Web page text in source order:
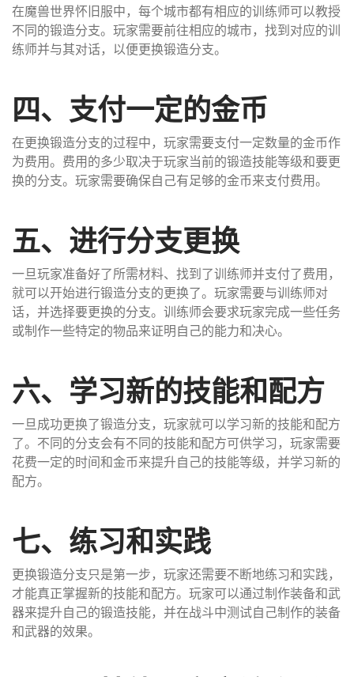
在魔兽世界怀旧服中，每个城市都有相应的训练师可以教授
不同的锻造分支。玩家需要前往相应的城市，找到对应的训
练师并与其对话，以便更换锻造分支。
四、支付一定的金币
在更换锻造分支的过程中，玩家需要支付一定数量的金币作
为费用。费用的多少取决于玩家当前的锻造技能等级和要更
换的分支。玩家需要确保自己有足够的金币来支付费用。
五、进行分支更换
一旦玩家准备好了所需材料、找到了训练师并支付了费用，
就可以开始进行锻造分支的更换了。玩家需要与训练师对
话，并选择要更换的分支。训练师会要求玩家完成一些任务
或制作一些特定的物品来证明自己的能力和决心。
六、学习新的技能和配方
一旦成功更换了锻造分支，玩家就可以学习新的技能和配方
了。不同的分支会有不同的技能和配方可供学习，玩家需要
花费一定的时间和金币来提升自己的技能等级，并学习新的
配方。
七、练习和实践
更换锻造分支只是第一步，玩家还需要不断地练习和实践，
才能真正掌握新的技能和配方。玩家可以通过制作装备和武
器来提升自己的锻造技能，并在战斗中测试自己制作的装备
和武器的效果。